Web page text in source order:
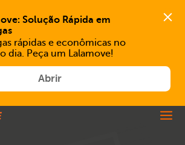
Solução Rápida em
rápidas e econômicas no
dia. Peça um Lalamove!
Abrir